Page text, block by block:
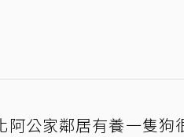
公家鄰居有養一隻狗